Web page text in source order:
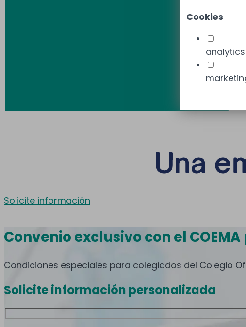
Solicite información
Convenio exclusivo con el
Condiciones especiales para colegiados del Colegio
Solicite información personalizada
Cookies
analytics